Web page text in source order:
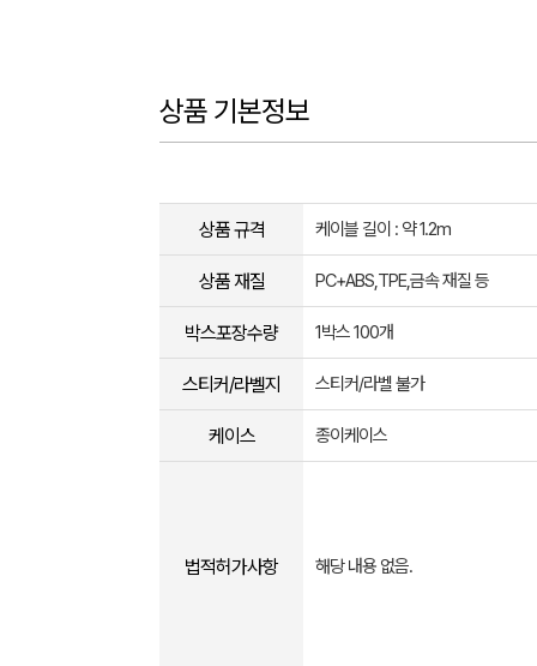
상품 기본정보
상품 규격 케이블 길이 : 약 1.2m
상품 재질 PC+ABS,TPE,금속 재질 등
박스포장수량 1박스 100개
스티커/라벨지 스티커/라벨 불가
케이스 종이케이스
법적허가사항 해당 내용 없음.